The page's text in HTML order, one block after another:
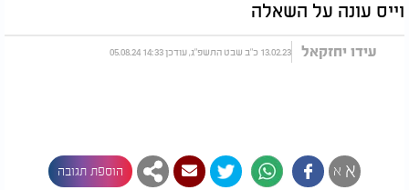
וייס עונה על השאלה
עידו יחזקאל 13.02.23 כ"ב שבט התשפ"ג, עודכן 14:33 05.08.24
א א הוספת תגובה